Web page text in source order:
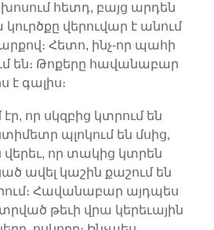
հետդ, բայց արդեն
կուրծքը վերուվար է անում
Հետո, ինչ-որ պահի
են։ Թոքերը հավանաբար
է գալիս։
որ սկզբից կտրում են
պլոկում են մսից,
վերեւ, որ տակից կտրեն
ավել կաշին քաշում են
Հավանաբար այդպես
թեւի վրա կերեւային